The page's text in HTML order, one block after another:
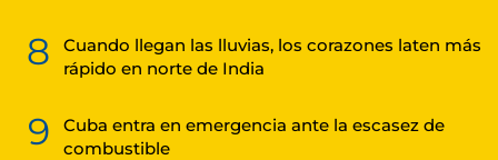
8
Cuando llegan las lluvias, los corazones laten más
rápido en norte de India
9
Cuba entra en emergencia ante la escasez de
combustible